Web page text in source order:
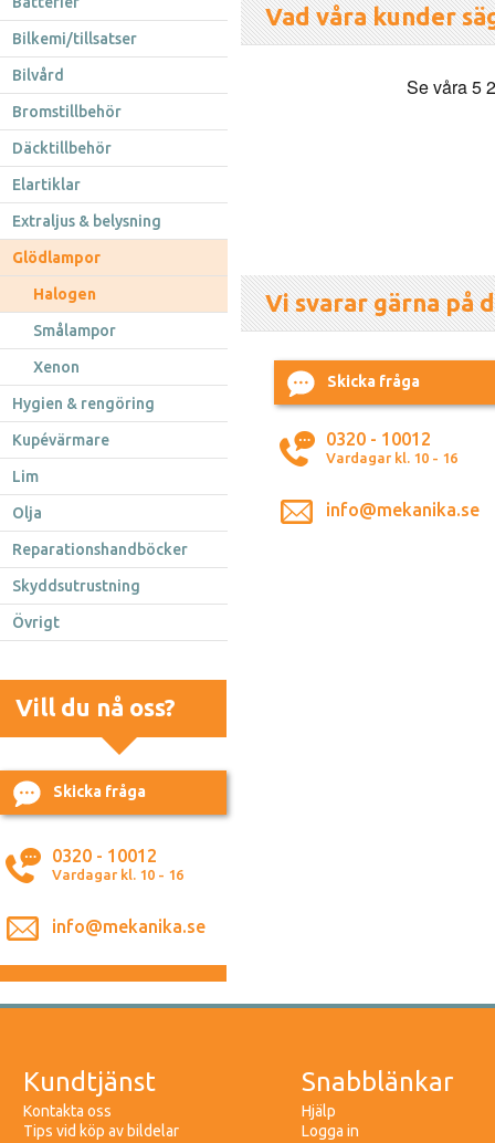
Bilkemi/tillsatser
Bilvård
Bromstillbehör
Däcktillbehör
Elartiklar
Extraljus & belysning
Glödlampor
Halogen
Smålampor
Xenon
Hygien & rengöring
Kupévärmare
Lim
Olja
Reparationshandböcker
Skyddsutrustning
Övrigt
Vill du nå oss?
Skicka fråga
0320 - 10012
Vardagar kl. 10 - 16
info@mekanika.se
Vad våra kunder
Vi svarar gärna på
Skicka fråga
0320 - 10012
Vardagar kl. 10 - 16
info@mekanika.se
Kundtjänst
Kontakta oss
Tips vid köp av bildelar
Snabblänkar
Hjälp
Logga in